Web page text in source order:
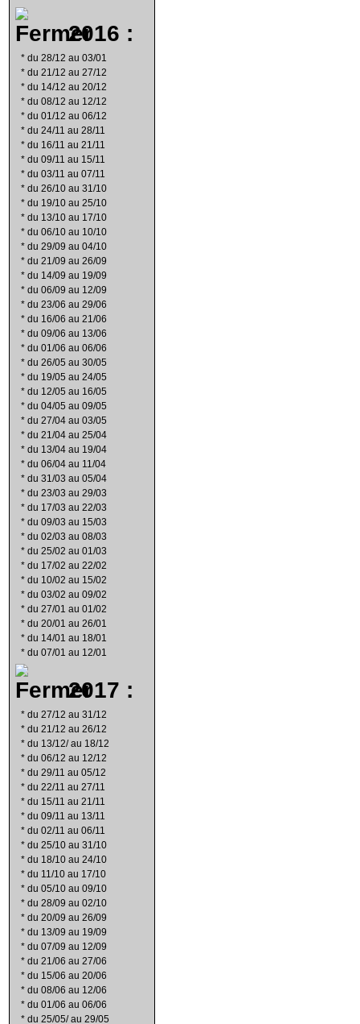
2016 :
* du 28/12 au 03/01
* du 21/12 au 27/12
* du 14/12 au 20/12
* du 08/12 au 12/12
* du 01/12 au 06/12
* du 24/11 au 28/11
* du 16/11 au 21/11
* du 09/11 au 15/11
* du 03/11 au 07/11
* du 26/10 au 31/10
* du 19/10 au 25/10
* du 13/10 au 17/10
* du 06/10 au 10/10
* du 29/09 au 04/10
* du 21/09 au 26/09
* du 14/09 au 19/09
* du 06/09 au 12/09
* du 23/06 au 29/06
* du 16/06 au 21/06
* du 09/06 au 13/06
* du 01/06 au 06/06
* du 26/05 au 30/05
* du 19/05 au 24/05
* du 12/05 au 16/05
* du 04/05 au 09/05
* du 27/04 au 03/05
* du 21/04 au 25/04
* du 13/04 au 19/04
* du 06/04 au 11/04
* du 31/03 au 05/04
* du 23/03 au 29/03
* du 17/03 au 22/03
* du 09/03 au 15/03
* du 02/03 au 08/03
* du 25/02 au 01/03
* du 17/02 au 22/02
* du 10/02 au 15/02
* du 03/02 au 09/02
* du 27/01 au 01/02
* du 20/01 au 26/01
* du 14/01 au 18/01
* du 07/01 au 12/01
2017 :
* du 27/12 au 31/12
* du 21/12 au 26/12
* du 13/12/ au 18/12
* du 06/12 au 12/12
* du 29/11 au 05/12
* du 22/11 au 27/11
* du 15/11 au 21/11
* du 09/11 au 13/11
* du 02/11 au 06/11
* du 25/10 au 31/10
* du 18/10 au 24/10
* du 11/10 au 17/10
* du 05/10 au 09/10
* du 28/09 au 02/10
* du 20/09 au 26/09
* du 13/09 au 19/09
* du 07/09 au 12/09
* du 21/06 au 27/06
* du 15/06 au 20/06
* du 08/06 au 12/06
* du 01/06 au 06/06
* du 25/05/ au 29/05